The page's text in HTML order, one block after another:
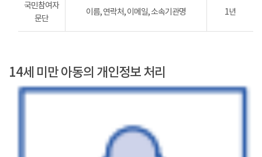
국민참여자
문단
이름, 연락처, 이메일, 소속기관명 1년
14세 미만 아동의 개인정보 처리